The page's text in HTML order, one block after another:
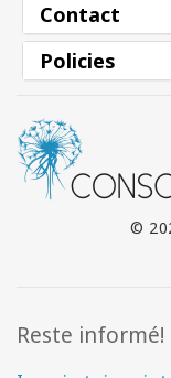
Contact
Policies
©
Reste informé!